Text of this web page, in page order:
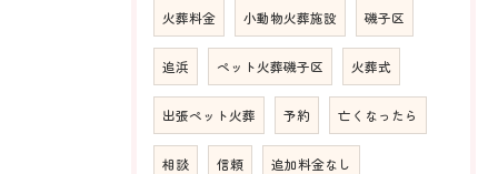
火葬料金 小動物火葬施設 磯子区
追浜 ペット火葬磯子区 火葬式
出張ペット火葬 予約 亡くなったら
相談 信頼 追加料金なし